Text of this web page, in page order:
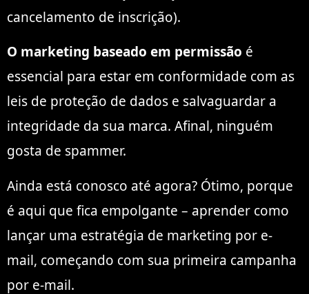
cancelamento de inscrição).
O marketing baseado em permissão é
essencial para estar em conformidade com as
leis de proteção de dados e salvaguardar a
integridade da sua marca. Afinal, ninguém
gosta de spammer.
Ainda está conosco até agora? Ótimo, porque
é aqui que fica empolgante – aprender como
lançar uma estratégia de marketing por e-
mail, começando com sua primeira campanha
por e-mail.